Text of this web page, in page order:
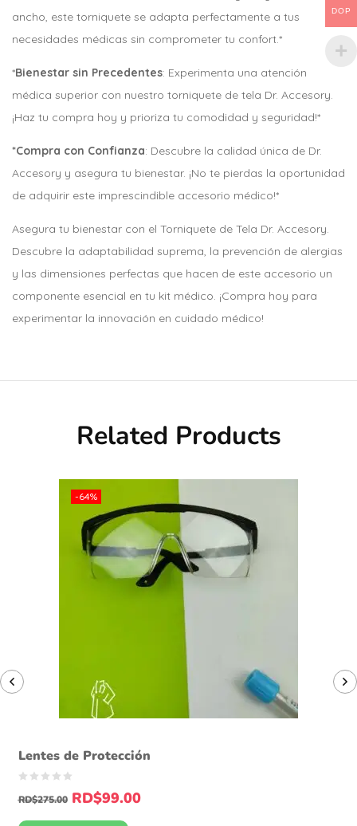
ancho, este torniquete se adapta perfectamente a tus
necesidades médicas sin comprometer tu confort.*
*Bienestar sin Precedentes: Experimenta una atención
médica superior con nuestro torniquete de tela Dr. Accesory.
¡Haz tu compra hoy y prioriza tu comodidad y seguridad!*
*Compra con Confianza: Descubre la calidad única de Dr.
Accesory y asegura tu bienestar. ¡No te pierdas la oportunidad
de adquirir este imprescindible accesorio médico!*
Asegura tu bienestar con el Torniquete de Tela Dr. Accesory.
Descubre la adaptabilidad suprema, la prevención de alergias
y las dimensiones perfectas que hacen de este accesorio un
componente esencial en tu kit médico. ¡Compra hoy para
experimentar la innovación en cuidado médico!
Related Products
-64%
Lentes de Protección
RD$275.00 RD$99.00
DOP